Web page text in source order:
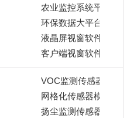
农业监控系统平台
环保数据大平台
液晶屏视窗软件
客户端视窗软件
VOC监测传感器
网格化传感器模组
扬尘监测传感器